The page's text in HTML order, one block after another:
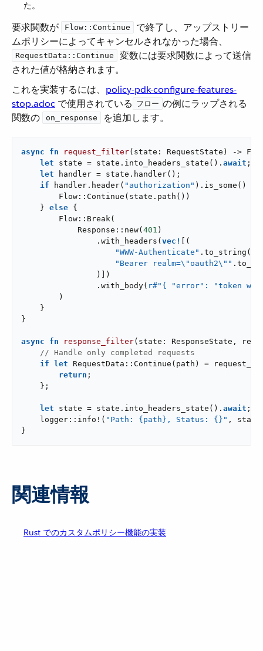
た。
要求関数が ​ Flow::Continue
​ で終了し、アップストリー
ムポリシーによってキャンセルされなかった場合、​
RequestData::Continue
​ 変数には要求関数によって送信
された値が格納されます。
これを実装するには、 policy-pdk-configure-features-
stop.adoc で使用されている​ フロー ​の例にラップされる
関数の ​
on_response ​ を追加します。
async fn request_filter(state: RequestState) ->
let state = state.into_headers_state(). await ;
let handler = state.handler();
if handler.header( "authorization" ).is_some() {
        Flow::Continue(state.path())
    }
else {
        Flow::Break(
            Response::new(
401 )
                .with_headers(
vec!
[(
"WWW-Authenticate" .to_string(),
"Bearer realm=\"oauth2\""
                )])
                .with_body(
r#"{ "error": "token
        )
    }
}
async fn response_filter(state: ResponseState,
// Handle only completed requests
if
let RequestData::Continue(path) =
return ;
    };
let state = state.into_headers_state(). await ;
    logger::info!(
"Path: {path}, Status: {}" ,
}
関連情報
Rust でのカスタムポリシー機能の実装